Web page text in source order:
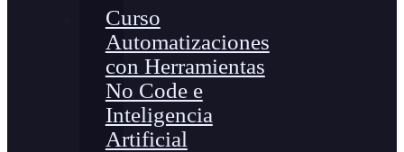
Curso
Automatizaciones
con Herramientas
No Code e
Inteligencia
Artificial